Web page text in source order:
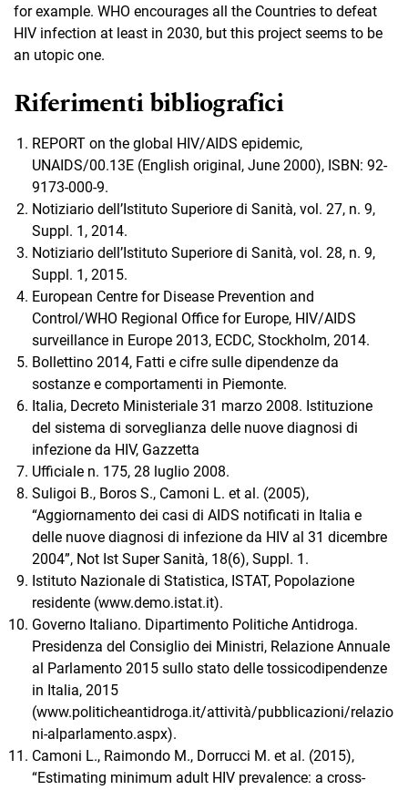
for example. WHO encourages all the Countries to defeat
HIV infection at least in 2030, but this project seems to be
an utopic one.
Riferimenti bibliografici
REPORT on the global HIV/AIDS epidemic,
UNAIDS/00.13E (English original, June 2000), ISBN: 92-
9173-000-9.
Notiziario dell’Istituto Superiore di Sanità, vol. 27, n. 9,
Suppl. 1, 2014.
Notiziario dell’Istituto Superiore di Sanità, vol. 28, n. 9,
Suppl. 1, 2015.
European Centre for Disease Prevention and
Control/WHO Regional Office for Europe, HIV/AIDS
surveillance in Europe 2013, ECDC, Stockholm, 2014.
Bollettino 2014, Fatti e cifre sulle dipendenze da
sostanze e comportamenti in Piemonte.
Italia, Decreto Ministeriale 31 marzo 2008. Istituzione
del sistema di sorveglianza delle nuove diagnosi di
infezione da HIV, Gazzetta
Ufficiale n. 175, 28 luglio 2008.
Suligoi B., Boros S., Camoni L. et al. (2005),
“Aggiornamento dei casi di AIDS notificati in Italia e
delle nuove diagnosi di infezione da HIV al 31 dicembre
2004”, Not Ist Super Sanità, 18(6), Suppl. 1.
Istituto Nazionale di Statistica, ISTAT, Popolazione
residente (www.demo.istat.it).
Governo Italiano. Dipartimento Politiche Antidroga.
Presidenza del Consiglio dei Ministri, Relazione Annuale
al Parlamento 2015 sullo stato delle tossicodipendenze
in Italia, 2015
(www.politicheantidroga.it/attività/pubblicazioni/relazio
ni-alparlamento.aspx).
Camoni L., Raimondo M., Dorrucci M. et al. (2015),
“Estimating minimum adult HIV prevalence: a cross-